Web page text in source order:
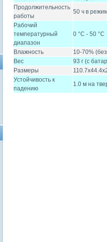
Продолжительность
работы
50 ч в
Рабочий
температурный
диапазон
0 °C - 50 °C
Влажность
10-70%
Вес
93 г (с
Размеры
Устойчивость к
падению
1.0 м на